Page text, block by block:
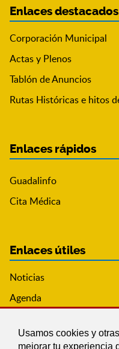
Usamos cookies y
mejorar tu experiencia
Enlaces destacados
Corporación Municipal
Actas y Plenos
Tablón de Anuncios
Rutas Históricas e hitos
Enlaces rápidos
Guadalinfo
Cita Médica
Enlaces útiles
Noticias
Agenda
Entidades y asociaciones